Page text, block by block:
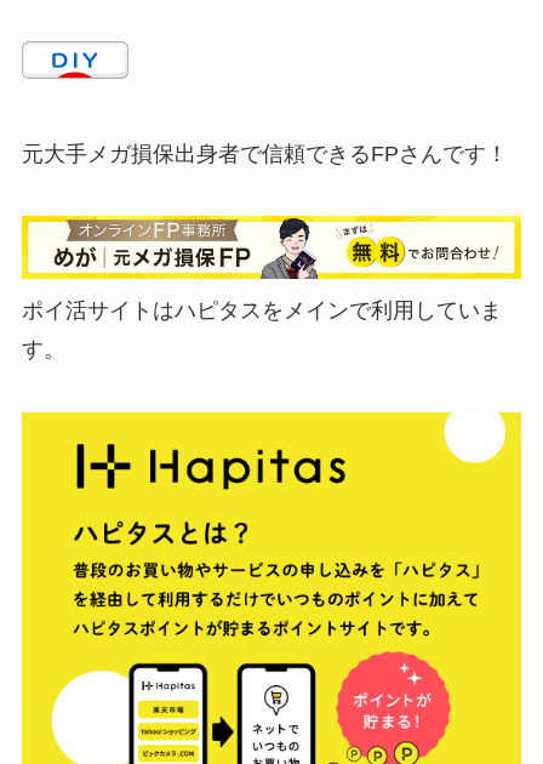
元大手メガ損保出身者で信頼できるFPさんです！
ポイ活サイトはハピタスをメインで利用していま
す。